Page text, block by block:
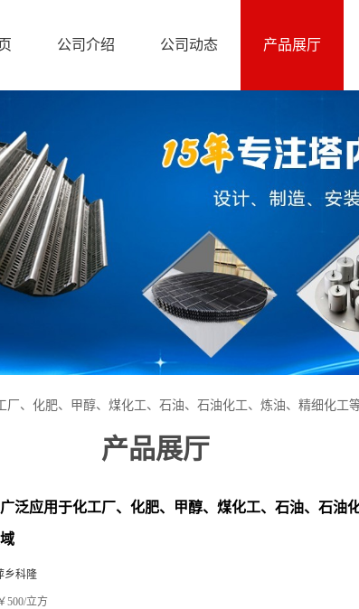
公司介绍 公司动态 产品展厅
厂、化肥、甲醇、煤化工、石油、石油化工、炼油、精细化工
产品展厅
泛应用于化工厂、化肥、甲醇、煤化工、石油、石油
乡科隆
500/立方